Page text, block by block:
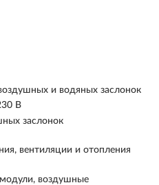
и водяных заслонок
В
заслонок
вентиляции и отопления
воздушные